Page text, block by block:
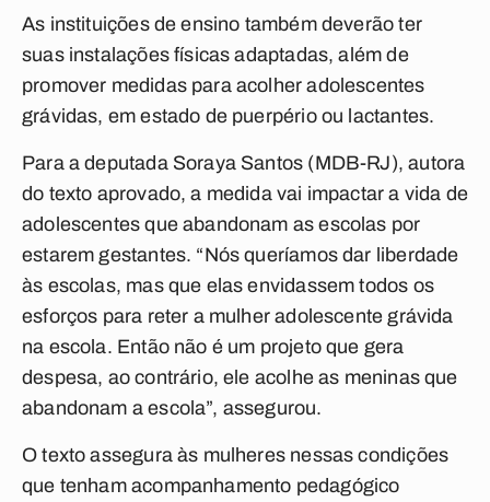
As instituições de ensino também deverão ter
suas instalações físicas adaptadas, além de
promover medidas para acolher adolescentes
grávidas, em estado de puerpério ou lactantes.
Para a deputada Soraya Santos (MDB-RJ), autora
do texto aprovado, a medida vai impactar a vida de
adolescentes que abandonam as escolas por
estarem gestantes. “Nós queríamos dar liberdade
às escolas, mas que elas envidassem todos os
esforços para reter a mulher adolescente grávida
na escola. Então não é um projeto que gera
despesa, ao contrário, ele acolhe as meninas que
abandonam a escola”, assegurou.
O texto assegura às mulheres nessas condições
que tenham acompanhamento pedagógico